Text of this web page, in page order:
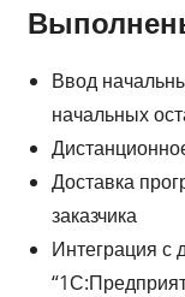
Ввод
начальных
Доставка
заказчика
Интеграция с